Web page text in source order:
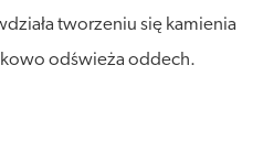
tworzeniu się kamienia
odświeża oddech.